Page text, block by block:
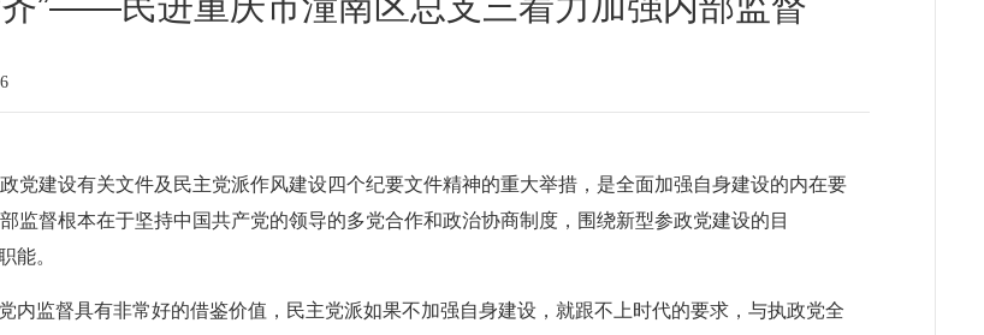
党建设有关文件及民主党派作风建设四个纪要文件精神的重大举措，是全面加强自身建设的内在要
监督根本在于坚持中国共产党的领导的多党合作和政治协商制度，围绕新型参政党建设的目
能。
内监督具有非常好的借鉴价值，民主党派如果不加强自身建设，就跟不上时代的要求，与执政党全